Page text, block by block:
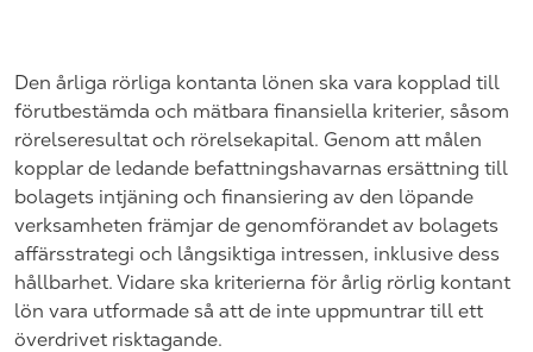
Den årliga rörliga kontanta lönen ska vara kopplad till
förutbestämda och mätbara finansiella kriterier, såsom
rörelseresultat och rörelsekapital. Genom att målen
kopplar de ledande befattningshavarnas ersättning till
bolagets intjäning och finansiering av den löpande
verksamheten främjar de genomförandet av bolagets
affärsstrategi och långsiktiga intressen, inklusive dess
hållbarhet. Vidare ska kriterierna för årlig rörlig kontant
lön vara utformade så att de inte uppmuntrar till ett
överdrivet risktagande.